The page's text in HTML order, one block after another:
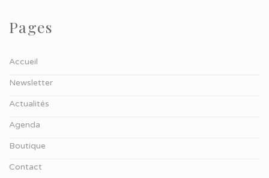
Pages
Accueil
Newsletter
Actualités
Agenda
Boutique
Contact